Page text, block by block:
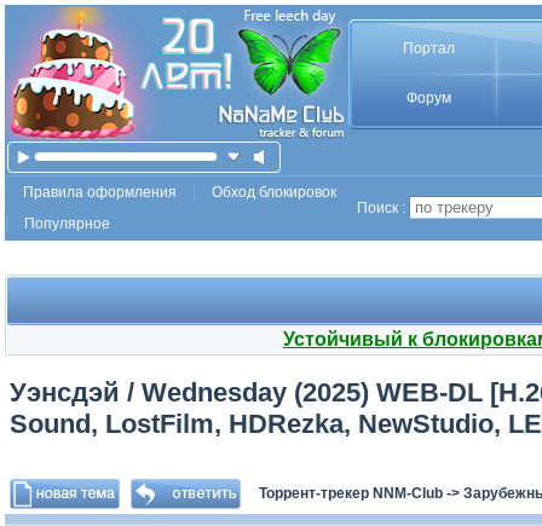
Портал
Форум
Правила оформления
Обход блокировок
Популярное
Поиск :
Устойчивый к
Уэнсдэй / Wednesday (2025) WEB-DL
Sound, LostFilm, HDRezka, NewStudio,
Торрент-трекер NNM-Club ->